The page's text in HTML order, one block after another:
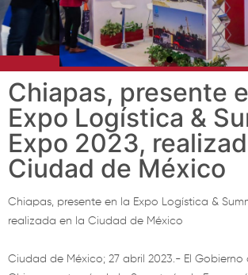
Chiapas, presente
Expo Logística &
Expo 2023,
Ciudad de México
Chiapas, presente en la Expo Logística &
realizada en la Ciudad de México
Ciudad de México; 27 abril 2023.- El Gobierno